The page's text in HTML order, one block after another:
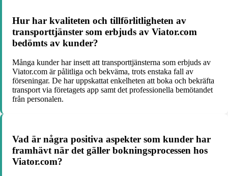
Hur har kvaliteten och tillförlitligheten av
transporttjänster som erbjuds av Viator.com
bedömts av kunder?
Många kunder har insett att transporttjänsterna som erbjuds av
Viator.com är pålitliga och bekväma, trots enstaka fall av
förseningar. De har uppskattat enkelheten att boka och bekräfta
transport via företagets app samt det professionella bemötandet
från personalen.
Vad är några positiva aspekter som kunder har
framhävt när det gäller bokningsprocessen hos
Viator.com?